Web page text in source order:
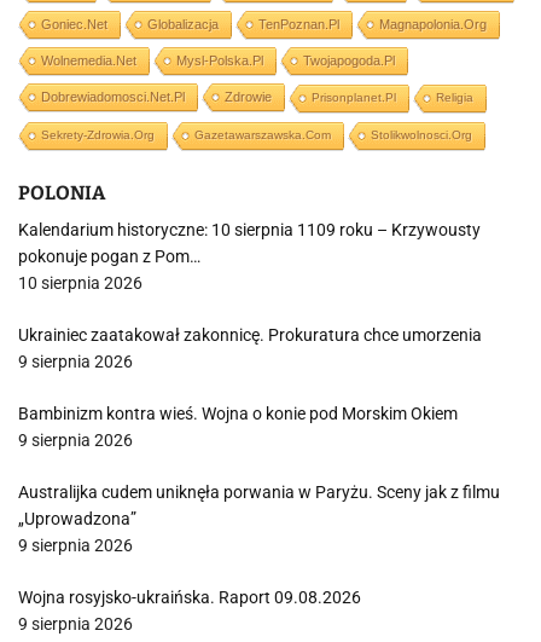
Goniec.net Globalizacja TenPoznan.pl Magnapolonia.org
Wolnemedia.net Mysl-Polska.pl Twojapogoda.pl
Dobrewiadomosci.net.pl Zdrowie Prisonplanet.pl Religia
Sekrety-Zdrowia.org Gazetawarszawska.com Stolikwolnosci.org
POLONIA
Kalendarium historyczne: 10 sierpnia 1109 roku – Krzywousty
pokonuje pogan z Pom…
10 sierpnia 2026
Ukrainiec zaatakował zakonnicę. Prokuratura chce umorzenia
9 sierpnia 2026
Bambinizm kontra wieś. Wojna o konie pod Morskim Okiem
9 sierpnia 2026
Australijka cudem uniknęła porwania w Paryżu. Sceny jak z filmu
„Uprowadzona”
9 sierpnia 2026
Wojna rosyjsko-ukraińska. Raport 09.08.2026
9 sierpnia 2026